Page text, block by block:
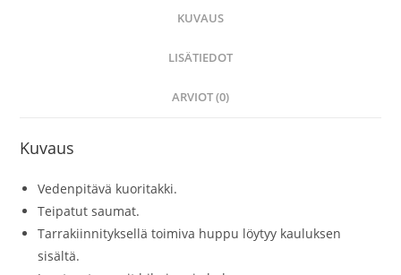
KUVAUS
LISÄTIEDOT
ARVIOT (0)
Kuvaus
Vedenpitävä kuoritakki.
Teipatut saumat.
Tarrakiinnityksellä toimiva huppu löytyy kauluksen
sisältä.